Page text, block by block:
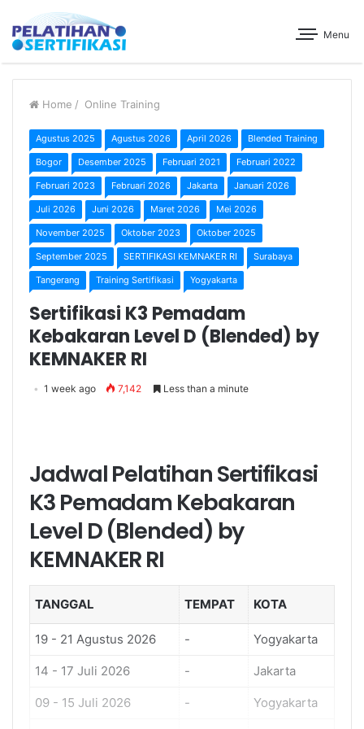
Menu
Home / Online Training
Agustus 2025 Agustus 2026 April 2026 Blended Training
Bogor Desember 2025 Februari 2021 Februari 2022
Februari 2023 Februari 2026 Jakarta Januari 2026
Juli 2026 Juni 2026 Maret 2026 Mei 2026
November 2025 Oktober 2023 Oktober 2025
September 2025 SERTIFIKASI KEMNAKER RI Surabaya
Tangerang Training Sertifikasi Yogyakarta
Sertifikasi K3 Pemadam
Kebakaran Level D (Blended) by
KEMNAKER RI
1 week ago 7,142 Less than a minute
Jadwal Pelatihan Sertifikasi
K3 Pemadam Kebakaran
Level D (Blended) by
KEMNAKER RI
TANGGAL TEMPAT KOTA
19 - 21 Agustus 2026 - Yogyakarta
14 - 17 Juli 2026 - Jakarta
09 - 15 Juli 2026 - Yogyakarta